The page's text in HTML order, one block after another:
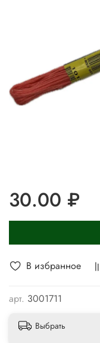
В избранное
арт. 3001711
30.00 ₽
Выбрать